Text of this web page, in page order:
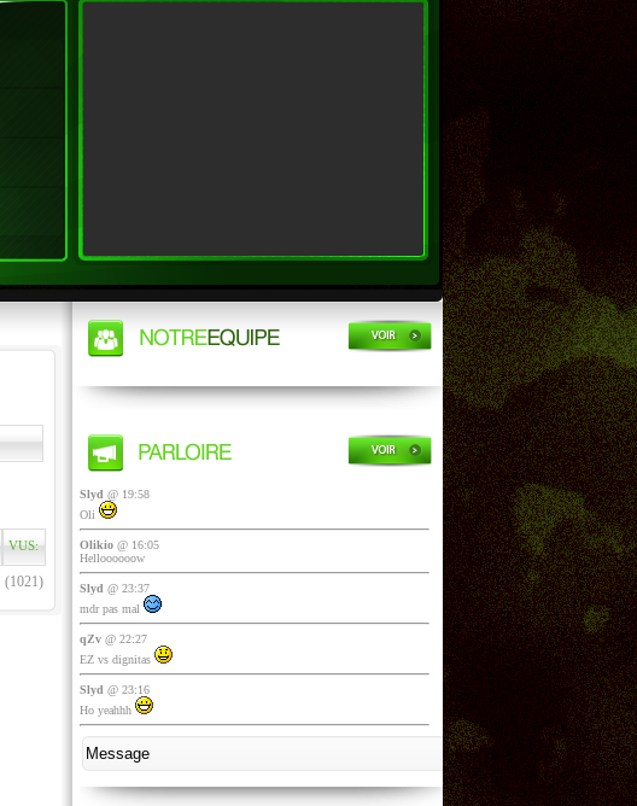
VUS:
(1021)
Slyd @ 19:58
Oli
Olikio@ 16:05
Helloooooow
Slyd @ 23:37
mdr pas mal
qZv@ 22:27
EZ vs dignitas
Slyd @ 23:16
Ho yeahhh